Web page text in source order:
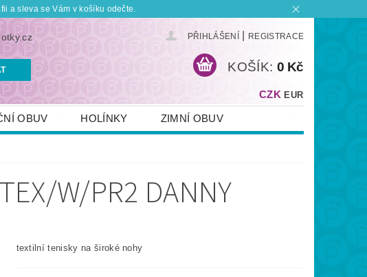
a sleva se Vám v košíku odečte.
PŘIHLÁŠENÍ REGISTRACE
CZK EUR
KOŠÍK: 0 Kč
OBUV HOLÍNKY ZIMNÍ OBUV
W/PR2 DANNY
textilní tenisky na široké nohy